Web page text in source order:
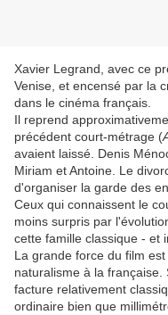
Xavier Legrand, avec ce
Venise, et encensé par la
dans le cinéma français.
Il reprend
précédent court-métrage (
avaient laissé. Denis
Miriam et Antoine. Le
d'organiser la garde des
Ceux qui connaissent le
moins surpris par
cette famille classique - et
La grande force du film
naturalisme à la
facture relativement
ordinaire bien que